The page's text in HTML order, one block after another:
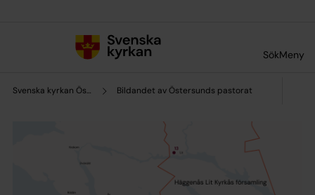
SökMeny
Svenska kyrkan Östersund Bildandet av Östersunds pastorat